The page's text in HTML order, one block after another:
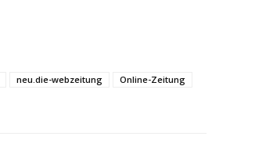
neu.die-webzeitung
Online-Zeitung